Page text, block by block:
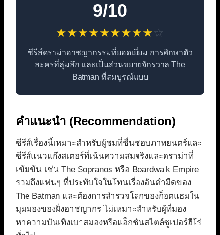
9/10
★★★★★★★★★☆
ซีรีส์ดราม่าอาชญากรรมที่ยอดเยี่ยม การศึกษาตัว
ละครที่ลุ่มลึก และเป็นส่วนขยายจักรวาล The
Batman ที่สมบูรณ์แบบ
คำแนะนำ (Recommendation)
ซีรีส์เรื่องนี้เหมาะสำหรับผู้ชมที่ชื่นชอบภาพยนตร์และ
ซีรีส์แนวแก๊งสเตอร์ที่เน้นความสมจริงและดราม่าที่
เข้มข้น เช่น The Sopranos หรือ Boardwalk Empire
รวมถึงแฟนๆ ที่ประทับใจในโทนเรื่องอันดำมืดของ
The Batman และต้องการสำรวจโลกของก็อตแธมใน
มุมมองของฝั่งอาชญากร ไม่เหมาะสำหรับผู้ที่มอง
หาความบันเทิงเบาสมองหรือแอ็กชันสไตล์ซูเปอร์ฮีโร่